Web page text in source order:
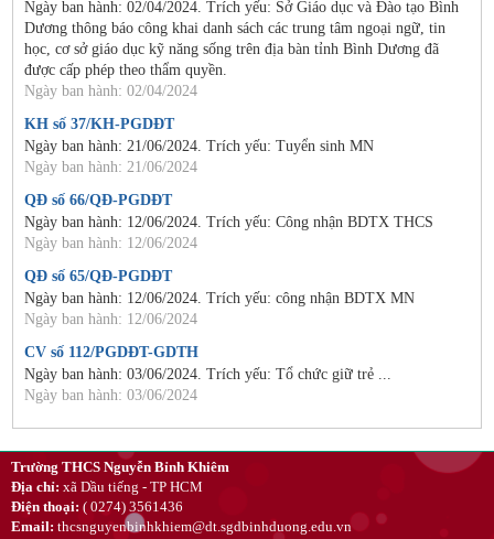
Ngày ban hành: 02/04/2024. Trích yếu: Sở Giáo dục và Đào tạo Bình
Dương thông báo công khai danh sách các trung tâm ngoại ngữ, tin
học, cơ sở giáo dục kỹ năng sống trên địa bàn tỉnh Bình Dương đã
được cấp phép theo thẩm quyền.
Ngày ban hành: 02/04/2024
KH số 37/KH-PGDĐT
Ngày ban hành: 21/06/2024. Trích yếu: Tuyển sinh MN
Ngày ban hành: 21/06/2024
QĐ số 66/QĐ-PGDĐT
Ngày ban hành: 12/06/2024. Trích yếu: Công nhận BDTX THCS
Ngày ban hành: 12/06/2024
QĐ số 65/QĐ-PGDĐT
Ngày ban hành: 12/06/2024. Trích yếu: công nhận BDTX MN
Ngày ban hành: 12/06/2024
CV số 112/PGDĐT-GDTH
Ngày ban hành: 03/06/2024. Trích yếu: Tổ chức giữ trẻ ...
Ngày ban hành: 03/06/2024
Trường THCS Nguyễn Bỉnh Khiêm
Địa chỉ: xã Dầu tiếng - TP HCM
Điện thoại: ( 0274) 3561436
Email: thcsnguyenbinhkhiem@dt.sgdbinhduong.edu.vn